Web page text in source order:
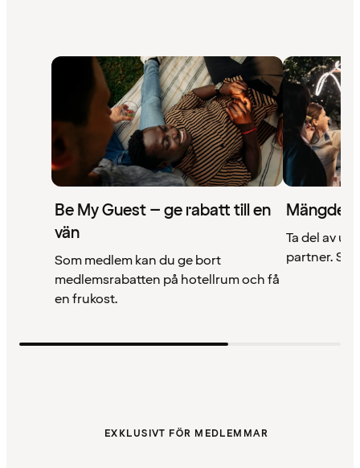
Be My Guest – ge rabatt till en
vän
Som medlem kan du ge bort
medlemsrabatten på hotellrum och få
en frukost.
Mängder
Ta del av
partner. Se
EXKLUSIVT FÖR MEDLEMMAR